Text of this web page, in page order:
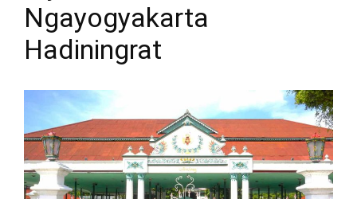
Ngayogyakarta
Hadiningrat